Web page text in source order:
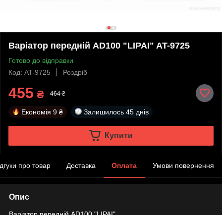
Варіатор передній AD100 "LIPAI" AT-9725
Готово до відправки
Код: AT-9725
Роздріб
455 ₴ 464 ₴
Економія 9 ₴ Залишилось 45 днів
Купити
про товар Доставка Оплата Умови повернення
Опис